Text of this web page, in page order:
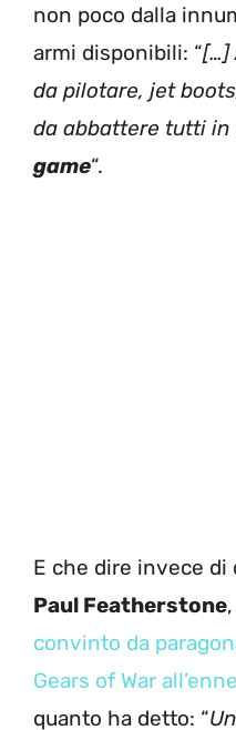
non poco dalla
armi disponibili: “[…]
da pilotare, jet
da abbattere tutti in
game“.
E che dire invece di
Paul Featherstone
convinto da
Gears of War
quanto ha detto: “